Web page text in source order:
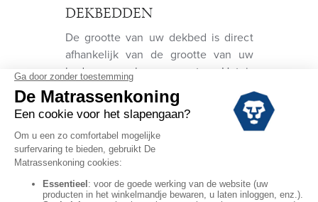
DEKBEDDEN
De grootte van uw dekbed is direct
afhankelijk van de grootte van uw
bed en uw slaapgewoonten. Het is
aan te rade om een groter formaat
van uw dekbed te nemen dan de
matras: het dekbed moet aan
weerszijden van het bed 30 tot 40
cm langer zijn voor een goed
dekbed van 180 x 200 als uw matras